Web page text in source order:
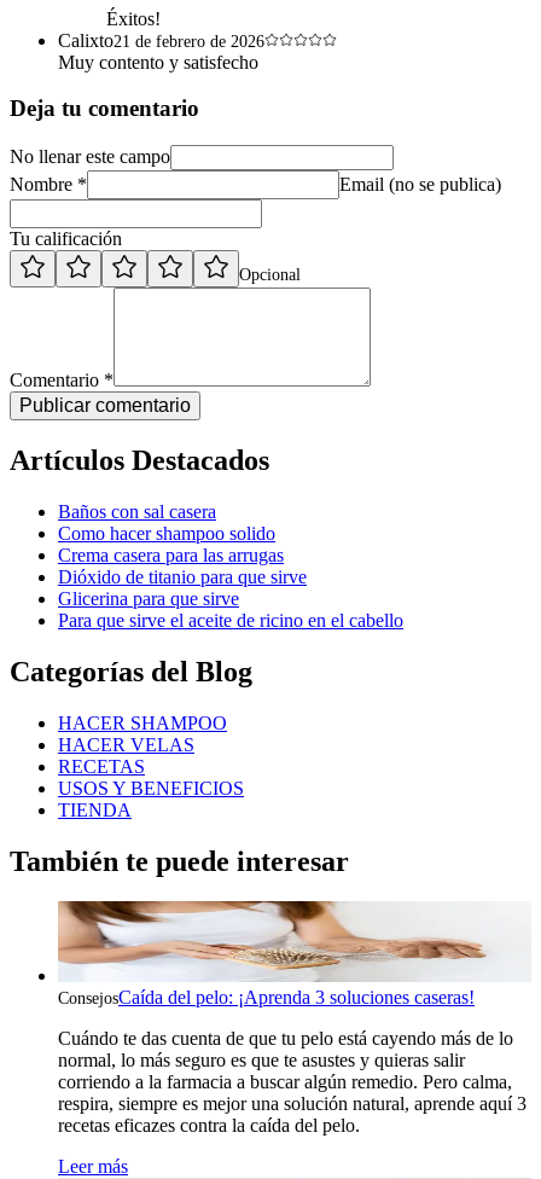
Éxitos!
Calixto21 de febrero de 2026
Muy contento y satisfecho
Deja tu comentario
No llenar este campo
Nombre *
Email (no se publica)
Tu calificación
Opcional
Comentario *
Publicar comentario
Artículos Destacados
Baños con sal casera
Como hacer shampoo solido
Crema casera para las arrugas
Dióxido de titanio para que sirve
Glicerina para que sirve
Para que sirve el aceite de ricino en el cabello
Categorías del Blog
HACER SHAMPOO
HACER VELAS
RECETAS
USOS Y BENEFICIOS
TIENDA
También te puede interesar
ConsejosCaída del pelo: ¡Aprenda 3 soluciones caseras!
Cuándo te das cuenta de que tu pelo está cayendo más de lo
normal, lo más seguro es que te asustes y quieras salir
corriendo a la farmacia a buscar algún remedio. Pero calma,
respira, siempre es mejor una solución natural, aprende aquí 3
recetas eficazes contra la caída del pelo.
Leer más